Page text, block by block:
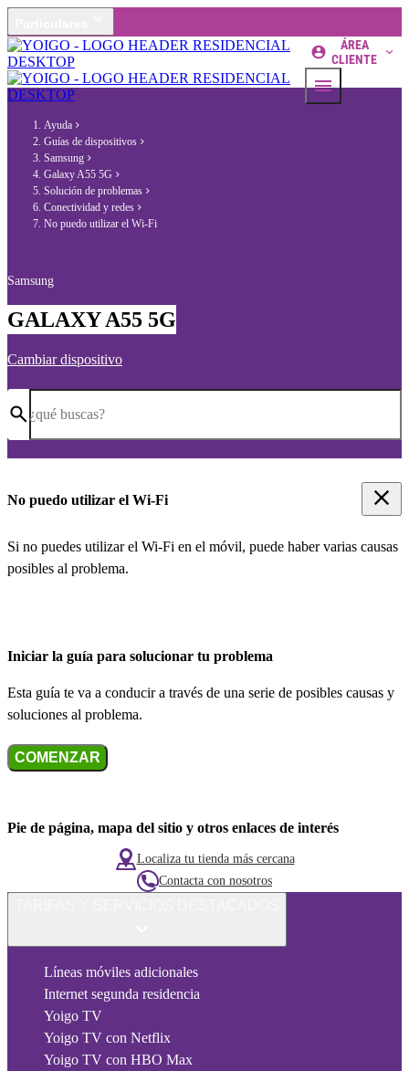
ÁREA
CLIENTE
Ayuda
Guías de dispositivos
Samsung
Galaxy A55 5G
Solución de problemas
Conectividad y redes
No puedo utilizar el Wi-Fi
Samsung
GALAXY A55 5G
Cambiar dispositivo
¿qué buscas?
No puedo utilizar el Wi-Fi
Si no puedes utilizar el Wi-Fi en el móvil, puede haber varias causas
posibles al problema.
Iniciar la guía para solucionar tu problema
Esta guía te va a conducir a través de una serie de posibles causas y
soluciones al problema.
COMENZAR
Pie de página, mapa del sitio y otros enlaces de interés
Localiza tu tienda más cercana
Contacta con nosotros
Líneas móviles adicionales
Internet segunda residencia
Yoigo TV
Yoigo TV con Netflix
Yoigo TV con HBO Max